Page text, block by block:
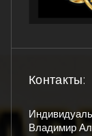
Контакты:
Владимир